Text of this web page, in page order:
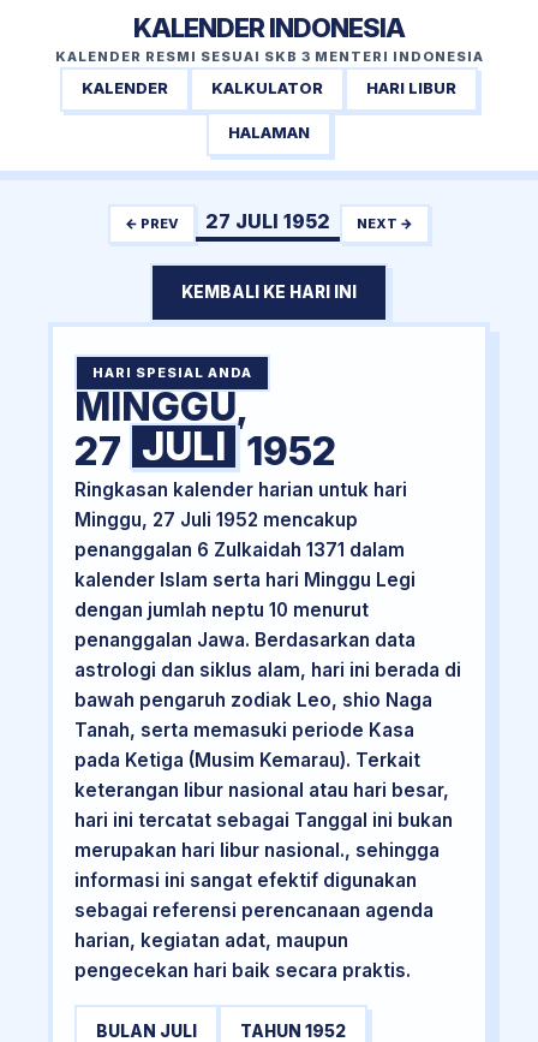
KALENDER INDONESIA
KALENDER RESMI SESUAI SKB 3 MENTERI INDONESIA
KALENDER KALKULATOR HARI LIBUR
HALAMAN
← PREV 27 JULI 1952 NEXT →
KEMBALI KE HARI INI
HARI SPESIAL ANDA
MINGGU,
27 JULI 1952
Ringkasan kalender harian untuk hari
Minggu, 27 Juli 1952 mencakup
penanggalan 6 Zulkaidah 1371 dalam
kalender Islam serta hari Minggu Legi
dengan jumlah neptu 10 menurut
penanggalan Jawa. Berdasarkan data
astrologi dan siklus alam, hari ini berada di
bawah pengaruh zodiak Leo, shio Naga
Tanah, serta memasuki periode Kasa
pada Ketiga (Musim Kemarau). Terkait
keterangan libur nasional atau hari besar,
hari ini tercatat sebagai Tanggal ini bukan
merupakan hari libur nasional., sehingga
informasi ini sangat efektif digunakan
sebagai referensi perencanaan agenda
harian, kegiatan adat, maupun
pengecekan hari baik secara praktis.
BULAN JULI TAHUN 1952